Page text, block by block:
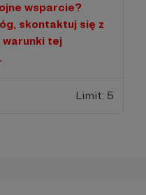
wsparcie?
skontaktuj się z
warunki tej
Limit: 5